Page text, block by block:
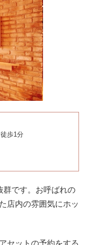
歩1分
群です。お呼ばれの
店内の雰囲気にホッ